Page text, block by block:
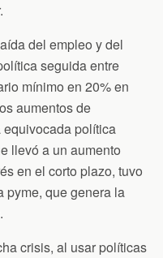
del empleo y del
seguida entre
mínimo en 20% en
aumentos de
política
llevó a un aumento
en el corto plazo, tuvo
pyme, que genera la
crisis, al usar políticas